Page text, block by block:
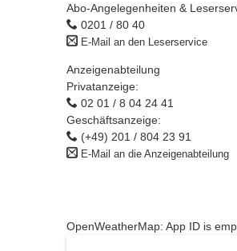
Abo-Angelegenheiten &
0201 / 80 40
E-Mail an den Leserservice
Anzeigenabteilung
Privatanzeige:
02 01 / 8 04 24 41
Geschäftsanzeige:
(+49) 201 / 804 23 91
E-Mail an die Anzeigenabteilung
OpenWeatherMap: App ID is